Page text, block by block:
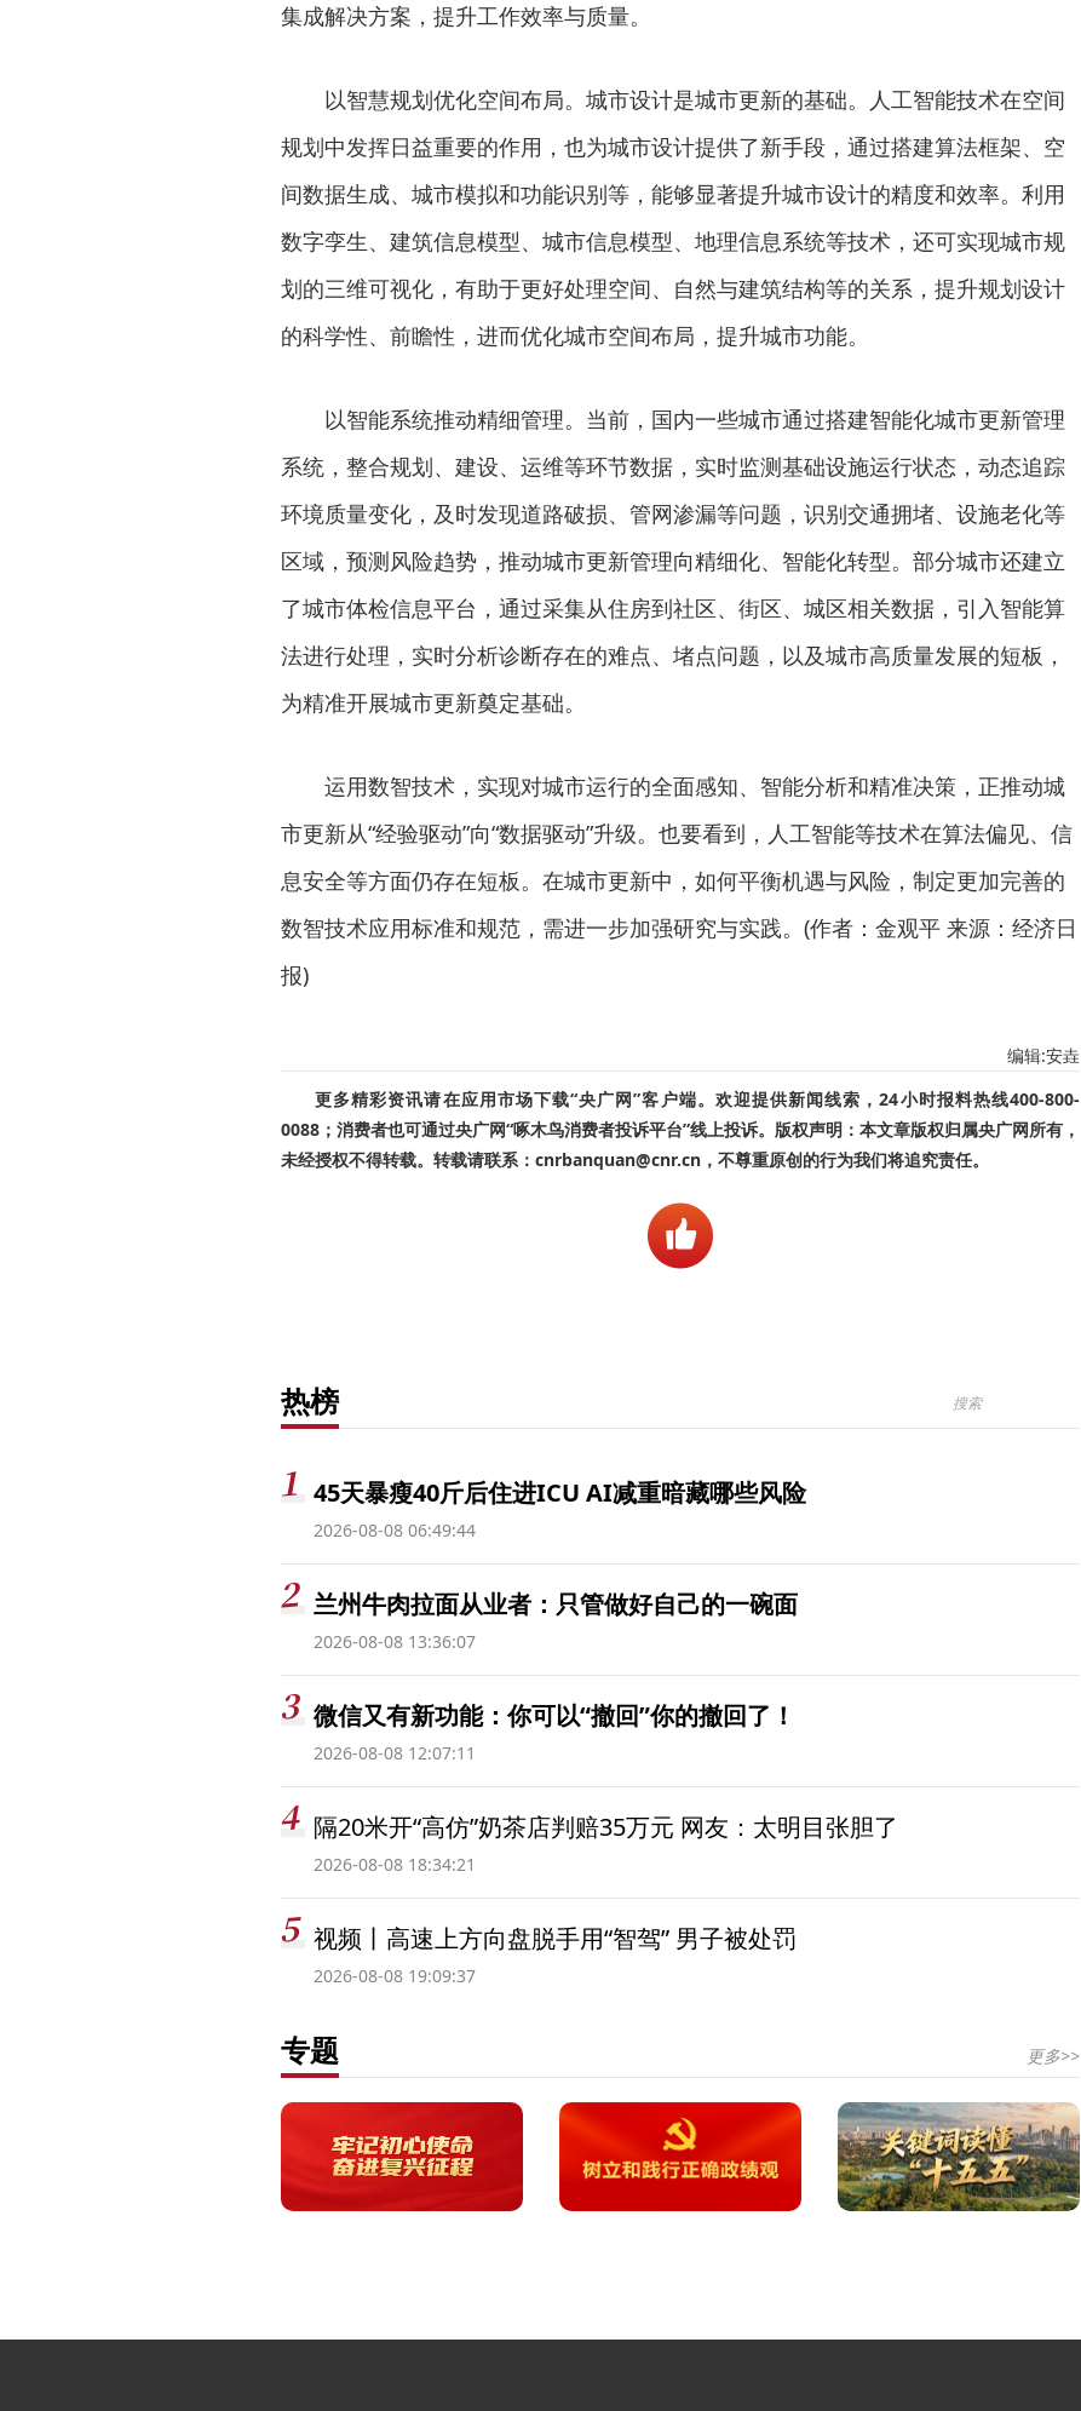
集成解决方案，提升工作效率与质量。
以智慧规划优化空间布局。城市设计是城市更新的基础。人工智能技术在空间
规划中发挥日益重要的作用，也为城市设计提供了新手段，通过搭建算法框架、空
间数据生成、城市模拟和功能识别等，能够显著提升城市设计的精度和效率。利用
数字孪生、建筑信息模型、城市信息模型、地理信息系统等技术，还可实现城市规
划的三维可视化，有助于更好处理空间、自然与建筑结构等的关系，提升规划设计
的科学性、前瞻性，进而优化城市空间布局，提升城市功能。
以智能系统推动精细管理。当前，国内一些城市通过搭建智能化城市更新管理
系统，整合规划、建设、运维等环节数据，实时监测基础设施运行状态，动态追踪
环境质量变化，及时发现道路破损、管网渗漏等问题，识别交通拥堵、设施老化等
区域，预测风险趋势，推动城市更新管理向精细化、智能化转型。部分城市还建立
了城市体检信息平台，通过采集从住房到社区、街区、城区相关数据，引入智能算
法进行处理，实时分析诊断存在的难点、堵点问题，以及城市高质量发展的短板，
为精准开展城市更新奠定基础。
运用数智技术，实现对城市运行的全面感知、智能分析和精准决策，正推动城
市更新从“经验驱动”向“数据驱动”升级。也要看到，人工智能等技术在算法偏见、信
息安全等方面仍存在短板。在城市更新中，如何平衡机遇与风险，制定更加完善的
数智技术应用标准和规范，需进一步加强研究与实践。(作者：金观平 来源：经济日
报)
编辑:安垚
更多精彩资讯请在应用市场下载“央广网”客户端。欢迎提供新闻线索，24小时报料热线400-800-
0088；消费者也可通过央广网“啄木鸟消费者投诉平台”线上投诉。版权声明：本文章版权归属央广网所有，
未经授权不得转载。转载请联系：cnrbanquan@cnr.cn，不尊重原创的行为我们将追究责任。
热榜
45天暴瘦40斤后住进ICU AI减重暗藏哪些风险
2026-08-08 06:49:44
兰州牛肉拉面从业者：只管做好自己的一碗面
2026-08-08 13:36:07
微信又有新功能：你可以“撤回”你的撤回了！
2026-08-08 12:07:11
隔20米开“高仿”奶茶店判赔35万元 网友：太明目张胆了
2026-08-08 18:34:21
视频丨高速上方向盘脱手用“智驾” 男子被处罚
2026-08-08 19:09:37
专题 更多>>